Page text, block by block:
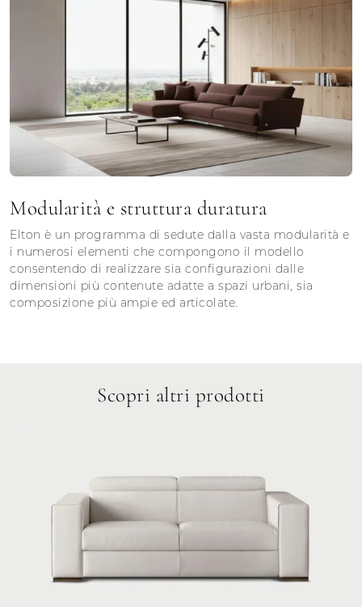
Modularità e struttura duratura
Elton è un programma di sedute dalla vasta modularità e
i numerosi elementi che compongono il modello
consentendo di realizzare sia configurazioni dalle
dimensioni più contenute adatte a spazi urbani, sia
composizione più ampie ed articolate.
Scopri altri prodotti